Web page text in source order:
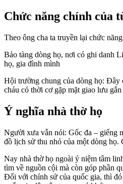
Chức năng chính của
Theo ông cha ta truyền lại chức
Bảo tàng dòng họ, nơi có ghi danh
họ, gia đình mình
Hội trường chung của dòng họ: Đây
cháu có thời cơ gặp mặt giao lưu
Ý nghĩa nhà thờ họ
Người xưa vẫn nói: Gốc đa – giếng
đồ lịch sử thu nhỏ của một dòng
Nay nhà thờ họ ngoài ý niệm tâm
tìm về nguồn cội mà còn góp phần
Đối với chính sử của quốc gia, thì